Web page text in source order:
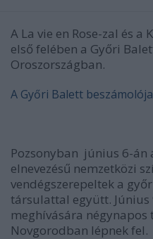
A La vie en Rose-zal és
első felében a Győri
Oroszországban.
A Győri Balett
Pozsonyban június 6-án
elnevezésű nemzetközi
vendégszerepeltek a
társulattal együtt. Június
meghívására
Novgorodban lépnek fel.